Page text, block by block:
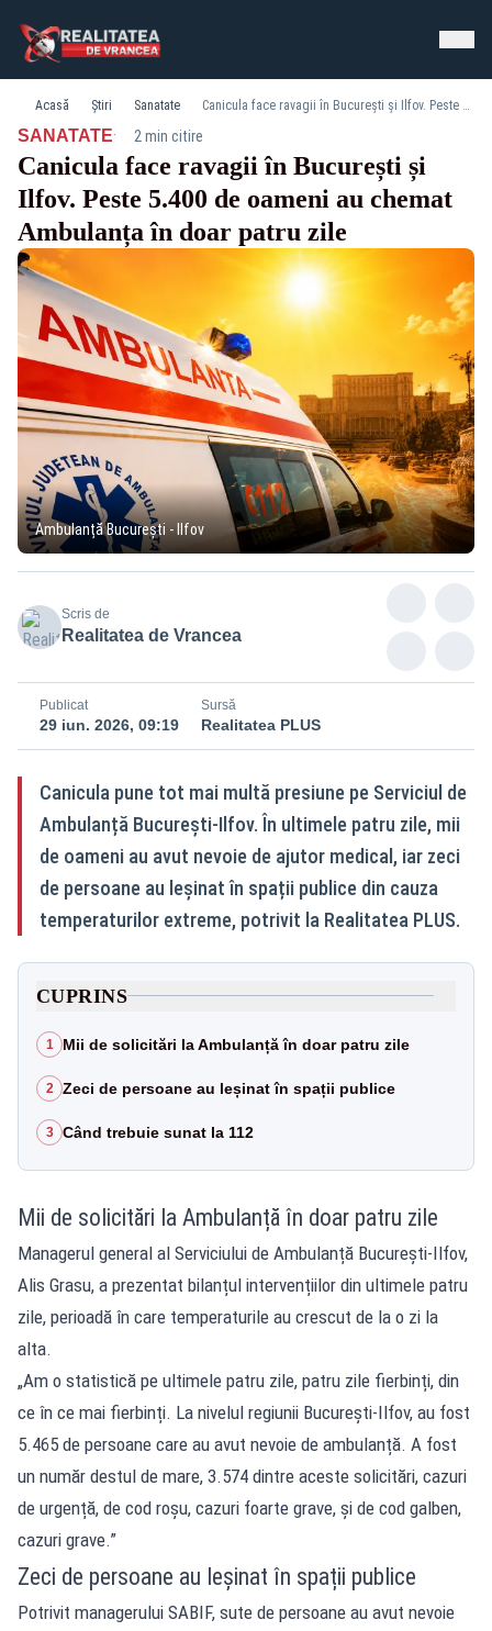
Acasă Știri Sanatate Canicula face ravagii în București și Ilfov. Peste 5.400 de oameni au chemat Ambulanța în doar patru zile
SANATATE· 2 min citire
Canicula face ravagii în București și
Ilfov. Peste 5.400 de oameni au chemat
Ambulanța în doar patru zile
Ambulanță București - Ilfov
Scris de
Realitatea de Vrancea
Publicat
29 iun. 2026, 09:19
Sursă
Realitatea PLUS
Canicula pune tot mai multă presiune pe Serviciul de
Ambulanță București-Ilfov. În ultimele patru zile, mii
de oameni au avut nevoie de ajutor medical, iar zeci
de persoane au leșinat în spații publice din cauza
temperaturilor extreme, potrivit la Realitatea PLUS.
CUPRINS
1 Mii de solicitări la Ambulanță în doar patru zile
2 Zeci de persoane au leșinat în spații publice
3 Când trebuie sunat la 112
Mii de solicitări la Ambulanță în doar patru zile
Managerul general al Serviciului de Ambulanță București-Ilfov,
Alis Grasu, a prezentat bilanțul intervențiilor din ultimele patru
zile, perioadă în care temperaturile au crescut de la o zi la
alta.
„Am o statistică pe ultimele patru zile, patru zile fierbinți, din
ce în ce mai fierbinți. La nivelul regiunii București-Ilfov, au fost
5.465 de persoane care au avut nevoie de ambulanță. A fost
un număr destul de mare, 3.574 dintre aceste solicitări, cazuri
de urgență, de cod roșu, cazuri foarte grave, și de cod galben,
cazuri grave.”
Zeci de persoane au leșinat în spații publice
Potrivit managerului SABIF, sute de persoane au avut nevoie